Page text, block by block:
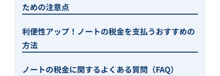
ための注意点
利便性アップ！ノートの税金を支払うおすすめの
方法
ノートの税金に関するよくある質問（FAQ）